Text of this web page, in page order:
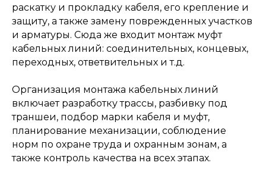
раскатку и прокладку кабеля, его крепление и
защиту, а также замену поврежденных участков
и арматуры. Сюда же входит монтаж муфт
кабельных линий: соединительных, концевых,
переходных, ответвительных и т.д.
Организация монтажа кабельных линий
включает разработку трассы, разбивку под
траншеи, подбор марки кабеля и муфт,
планирование механизации, соблюдение
норм по охране труда и охранным зонам, а
также контроль качества на всех этапах.
→
Электролаборатория
и пусконаладка